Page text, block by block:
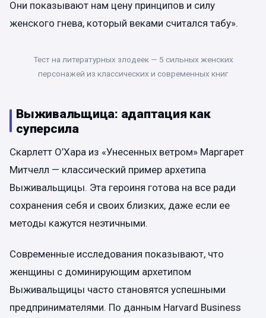
Они показывают нам цену принципов и силу
женского гнева, который веками считался табу».
Тест на литературных злодеек — 5 сильных женских
персонажей из классических и современных книг
Выживальщица: адаптация как
суперсила
Скарлетт О’Хара из «Унесенных ветром» Маргарет
Митчелл — классический пример архетипа
Выживальщицы. Эта героиня готова на все ради
сохранения себя и своих близких, даже если ее
методы кажутся неэтичными.
Современные исследования показывают, что
женщины с доминирующим архетипом
Выживальщицы часто становятся успешными
предпринимателями. По данным Harvard Business